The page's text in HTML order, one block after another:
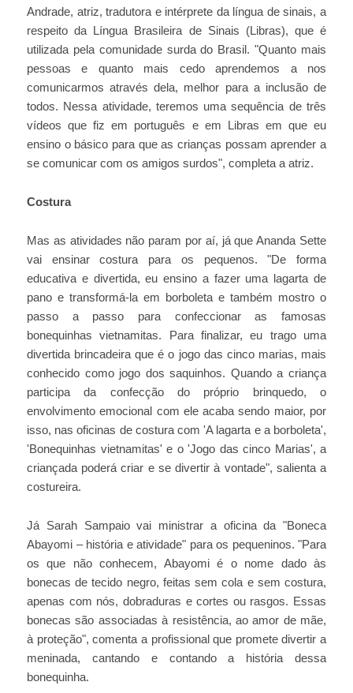
Andrade, atriz, tradutora e intérprete da língua de sinais, a
respeito da Língua Brasileira de Sinais (Libras), que é
utilizada pela comunidade surda do Brasil. "Quanto mais
pessoas e quanto mais cedo aprendemos a nos
comunicarmos através dela, melhor para a inclusão de
todos. Nessa atividade, teremos uma sequência de três
vídeos que fiz em português e em Libras em que eu
ensino o básico para que as crianças possam aprender a
se comunicar com os amigos surdos", completa a atriz.
Costura
Mas as atividades não param por aí, já que Ananda Sette
vai ensinar costura para os pequenos. "De forma
educativa e divertida, eu ensino a fazer uma lagarta de
pano e transformá-la em borboleta e também mostro o
passo a passo para confeccionar as famosas
bonequinhas vietnamitas. Para finalizar, eu trago uma
divertida brincadeira que é o jogo das cinco marias, mais
conhecido como jogo dos saquinhos. Quando a criança
participa da confecção do próprio brinquedo, o
envolvimento emocional com ele acaba sendo maior, por
isso, nas oficinas de costura com 'A lagarta e a borboleta',
'Bonequinhas vietnamitas' e o 'Jogo das cinco Marias', a
criançada poderá criar e se divertir à vontade", salienta a
costureira.
Já Sarah Sampaio vai ministrar a oficina da "Boneca
Abayomi – história e atividade" para os pequeninos. "Para
os que não conhecem, Abayomi é o nome dado às
bonecas de tecido negro, feitas sem cola e sem costura,
apenas com nós, dobraduras e cortes ou rasgos. Essas
bonecas são associadas à resistência, ao amor de mãe,
à proteção", comenta a profissional que promete divertir a
meninada, cantando e contando a história dessa
bonequinha.